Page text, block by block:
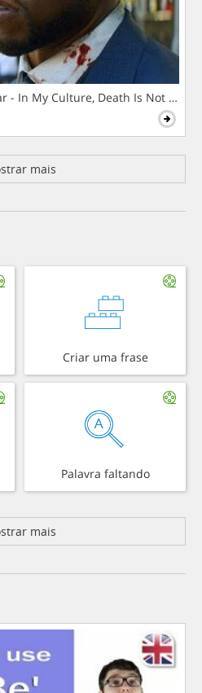
- In My Culture, Death Is Not The
mais
Criar uma frase
Palavra faltando
mais